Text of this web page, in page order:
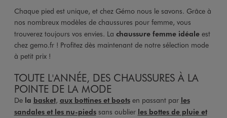
Chaque pied est unique, et chez Gémo nous le savons. Grâce à
nos nombreux modèles de chaussures pour femme, vous
trouverez toujours vos envies. La chaussure femme idéaleest
chez gemo.fr ! Profitez dès maintenant de notre sélection mode
à petit prix !
TOUTE L'ANNÉE, DES CHAUSSURES À LA
POINTE DE LA MODE
De la basket, aux bottines et bootsen passant par les
sandales et les nu-piedssans oublier les bottes de pluie et